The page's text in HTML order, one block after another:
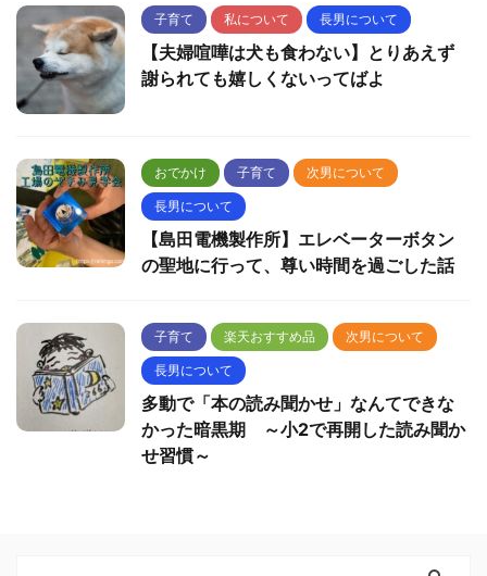
子育て 私について 長男について
【夫婦喧嘩は犬も食わない】とりあえず
謝られても嬉しくないってばよ
おでかけ 子育て 次男について
長男について
【島田電機製作所】エレベーターボタン
の聖地に行って、尊い時間を過ごした話
子育て 楽天おすすめ品 次男について
長男について
多動で「本の読み聞かせ」なんてできな
かった暗黒期 ～小2で再開した読み聞か
せ習慣～